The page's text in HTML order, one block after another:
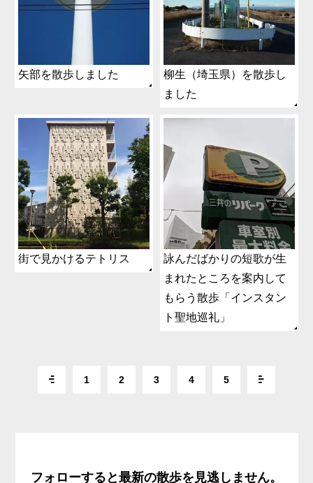
矢部を散歩しました
柳生（埼玉県）を散歩し
ました
街で見かけるテトリス
詠んだばかりの短歌が生
まれたところを案内して
もらう散歩「インスタン
ト聖地巡礼」
1 2 3 4 5
フォローすると最新の散歩を見逃しません。